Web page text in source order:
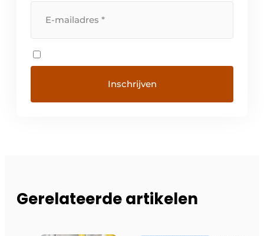
Gerelateerde artikelen